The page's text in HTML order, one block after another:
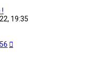
19:35